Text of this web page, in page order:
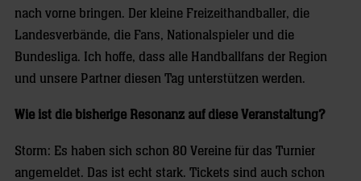
nach vorne bringen. Der kleine Freizeithandballer, die
Landesverbände, die Fans, Nationalspieler und die
Bundesliga. Ich hoffe, dass alle Handballfans der Region
und unsere Partner diesen Tag unterstützen werden.
Wie ist die bisherige Resonanz auf diese Veranstaltung?
Storm: Es haben sich schon 80 Vereine für das Turnier
angemeldet. Das ist echt stark. Tickets sind auch schon